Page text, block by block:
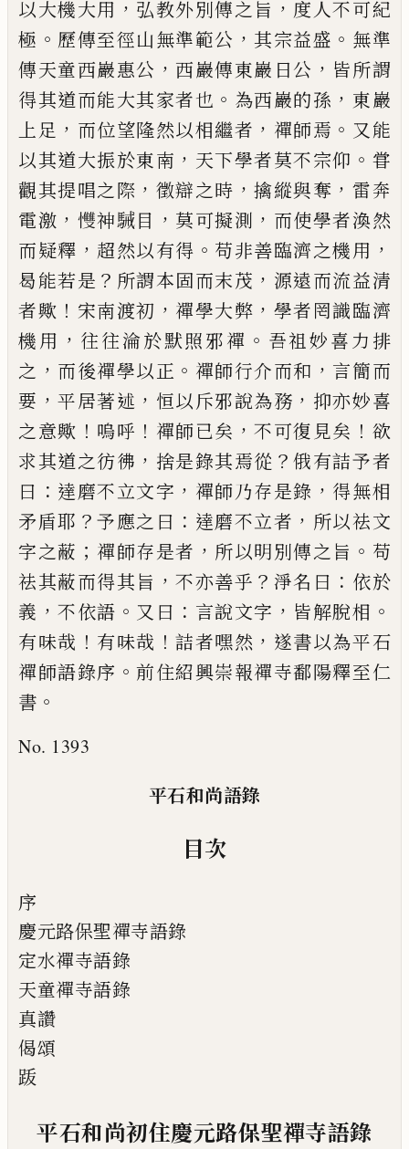
以大機大用 ， 弘教外別傳之旨 ， 度人不可紀
極 。 歷傳至徑山無準範公 ，其宗益盛 。 無準
傳天童西巖惠公 ， 西巖傳東巖日公 ， 皆所謂
得其道而能大其家者也 。 為西巖的孫 ， 東巖
上足 ， 而位望隆然以相繼者 ， 禪師焉 。 又能
以其道大振於東南 ， 天下學者莫不宗仰 。 甞
觀其提唱之際 ， 徵辯之時 ，擒縱與奪 ，雷奔
電激 ， 𢥠神駴目 ， 莫可擬測 ， 而使學者渙然
而疑釋 ， 超然以有得 。 苟非善臨濟之機用 ，
曷能若是 ？ 所謂本固而末茂 ， 源遠而流益清
者歟 ！ 宋南渡初 ， 禪學大弊 ， 學者罔識臨濟
機用 ， 往往淪於默照邪禪 。 吾祖妙喜力 排
之 ， 而後禪學以正 。 禪師行介而和 ， 言簡而
要 ，平居著述 ， 恒以斥邪說為務 ， 抑亦妙喜
之意歟 ！ 嗚呼 ！ 禪師已矣 ，不可復見矣 ！ 欲
求其道之彷彿 ， 捨是錄其焉從 ？俄有詰予者
曰 ： 達磨不立文字 ， 禪師乃存是錄 ， 得無相
矛盾耶 ？予應之曰 ： 達磨不立者 ， 所以祛文
字之蔽 ； 禪師存是者 ， 所以明別傳之旨 。 苟
祛其蔽而得其旨 ，不亦善乎 ？ 淨名曰 ： 依於
義 ，不依語 。 又曰 ： 言說文字 ， 皆解脫相 。
有味哉 ！ 有味哉 ！詰者嘿然 ， 遂書以為平石
禪師語錄序 。前住紹興崇報禪寺鄱陽釋至仁
書 。
No. 1393
平石和尚語錄
目次
序
慶元路保聖禪寺語錄
定水禪寺語錄
天童禪寺語錄
真讚
偈頌
䟦
平石和尚初住慶元路保聖禪寺語錄